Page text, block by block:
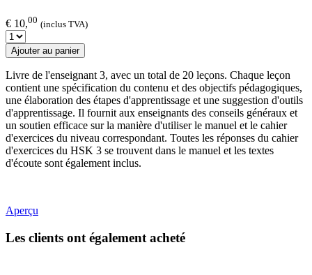
€ 10,00 (inclus TVA)
Ajouter au panier
Livre de l'enseignant 3, avec un total de 20 leçons. Chaque leçon
contient une spécification du contenu et des objectifs pédagogiques,
une élaboration des étapes d'apprentissage et une suggestion d'outils
d'apprentissage. Il fournit aux enseignants des conseils généraux et
un soutien efficace sur la manière d'utiliser le manuel et le cahier
d'exercices du niveau correspondant. Toutes les réponses du cahier
d'exercices du HSK 3 se trouvent dans le manuel et les textes
d'écoute sont également inclus.
Aperçu
Les clients ont également acheté